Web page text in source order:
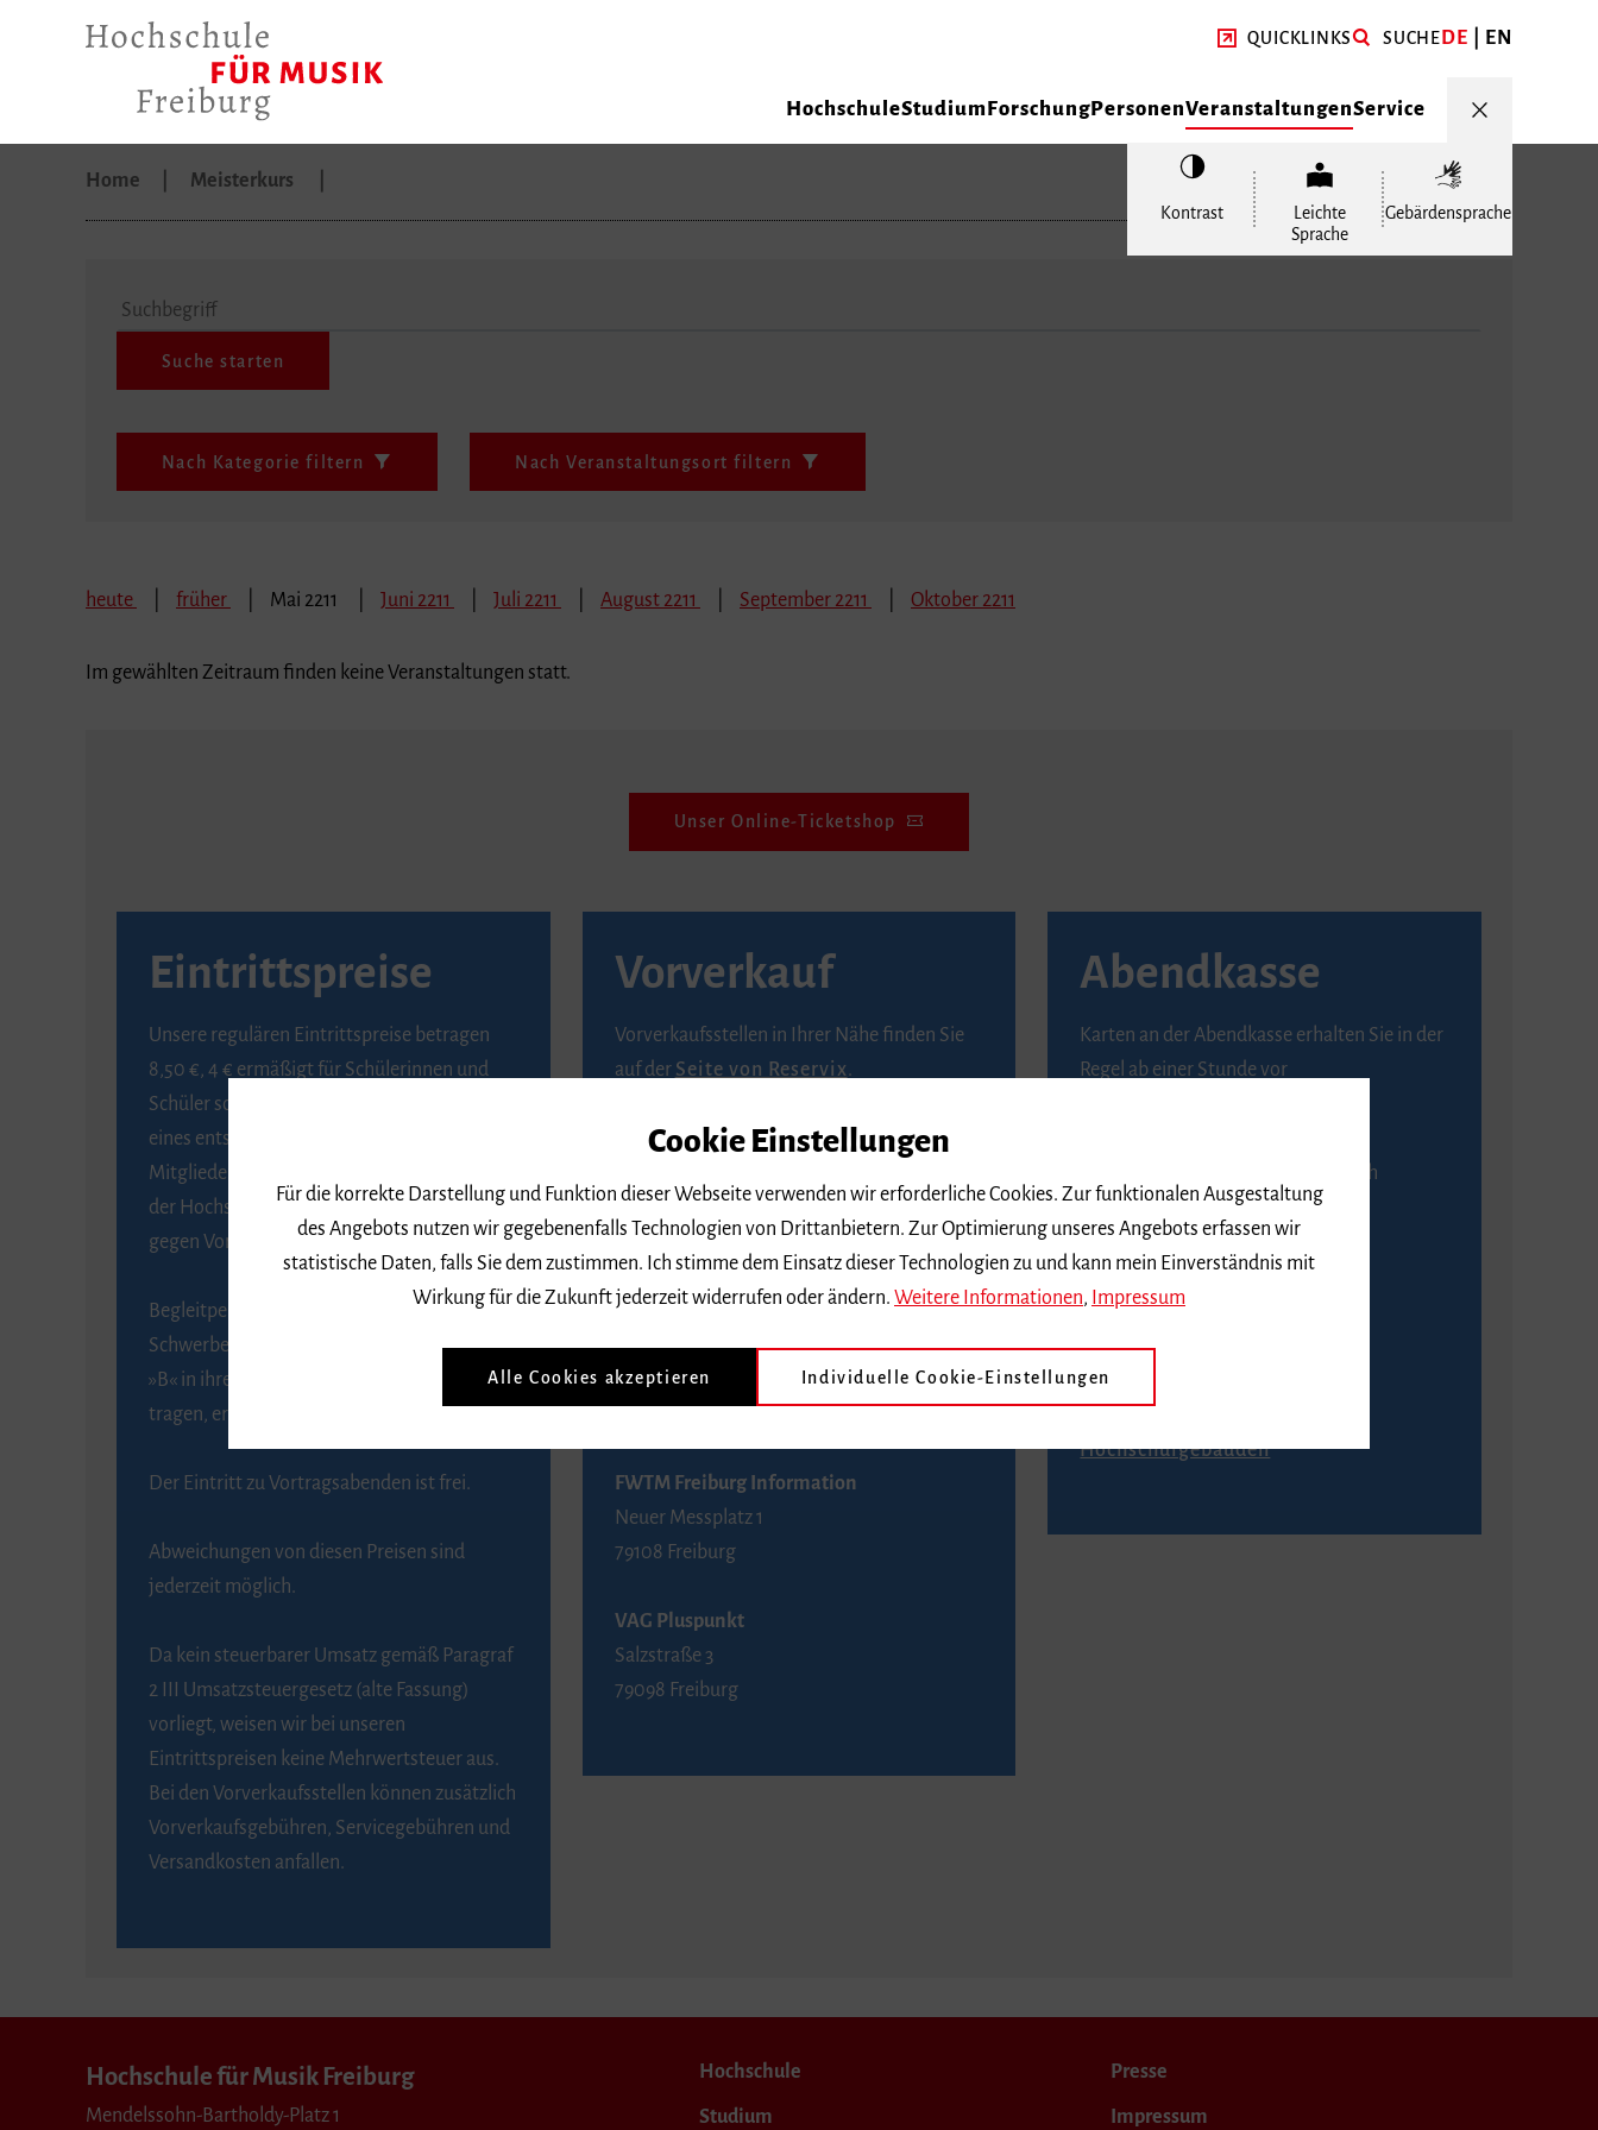
QUICKLINKS SUCHEDE EN
HochschuleStudiumForschungPersonenVeranstaltungenService
Kontrast
Leichte
Sprache
Gebärdensprache
Home Meisterkurs
Suchbegriff
Nach Kategorie filtern Nach Veranstaltungsort filtern
heute früher Mai 2211 Juni 2211 Juli 2211 August 2211 September 2211 Oktober 2211
Im gewählten Zeitraum finden keine Veranstaltungen statt.
Unser Online-Ticketshop
Eintrittspreise
Unsere regulären Eintrittspreise betragen
8,50 €, 4 € ermäßigt für Schülerinnen und
Schüler sowie Studierende gegen Vorlage
eines entsprechenden Nachweises, 6 € für
Mitglieder der Gesellschaft zur Förderung
der Hochschule für Musik Freiburg e. V.
gegen Vorlage des Mitgliedsausweises.
Begleitpersonen von Menschen mit
Schwerbehinderung, die das Merkzeichen
»B« in ihrem Schwerbehindertenausweis
tragen, erhalten eine Freikarte.
Der Eintritt zu Vortragsabenden ist frei.
Abweichungen von diesen Preisen sind
jederzeit möglich.
Da kein steuerbarer Umsatz gemäß Paragraf
2 III Umsatzsteuergesetz (alte Fassung)
vorliegt, weisen wir bei unseren
Eintrittspreisen keine Mehrwertsteuer aus.
Bei den Vorverkaufsstellen können zusätzlich
Vorverkaufsgebühren, Servicegebühren und
Versandkosten anfallen.
Vorverkauf
Vorverkaufsstellen in Ihrer Nähe finden Sie
auf der Seite von Reservix.
BZ-Kartenservice Freiburg
79098 Freiburg
Telefon 0761 4968888 (Reservierungen sind
bis drei Tage vor einem Konzert möglich)
FWTM Tourist-Information
Rathausplatz 2-4
FWTM Freiburg Information
Neuer Messplatz 1
79108 Freiburg
VAG Pluspunkt
Salzstraße 3
79098 Freiburg
Abendkasse
Karten an der Abendkasse erhalten Sie in der
Regel ab einer Stunde vor
An der Abendkasse ist ausschließlich
Barzahlung möglich.
Anfahrt
Hochschulgebäuden
Hochschule für Musik Freiburg
Mendelssohn-Bartholdy-Platz 1
Hochschule
Studium
Presse
Impressum
Cookie Einstellungen
Für die korrekte Darstellung und Funktion dieser Webseite verwenden wir erforderliche Cookies. Zur funktionalen Ausgestaltung
des Angebots nutzen wir gegebenenfalls Technologien von Drittanbietern. Zur Optimierung unseres Angebots erfassen wir
statistische Daten, falls Sie dem zustimmen. Ich stimme dem Einsatz dieser Technologien zu und kann mein Einverständnis mit
Wirkung für die Zukunft jederzeit widerrufen oder ändern. Weitere Informationen, Impressum
Alle Cookies akzeptieren Individuelle Cookie-Einstellungen